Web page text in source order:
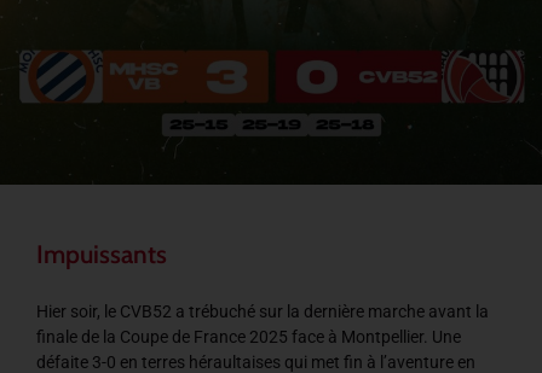
Impuissants
Hier soir, le CVB52 a trébuché sur la dernière marche avant la
finale de la Coupe de France 2025 face à Montpellier. Une
défaite 3-0 en terres héraultaises qui met fin à l’aventure en